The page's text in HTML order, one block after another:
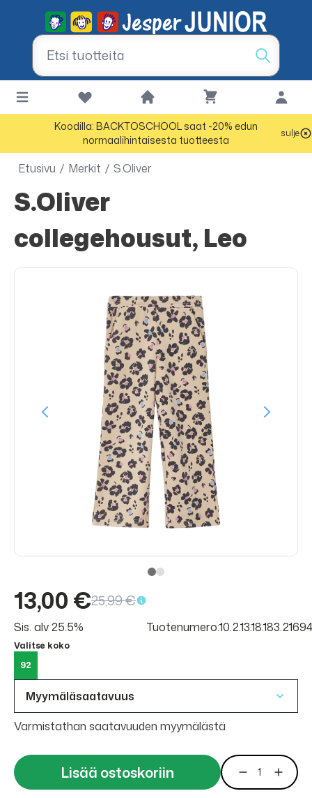
Koodilla: BACKTOSCHOOL saat -20% edun
normaalihintaisesta tuotteesta
sulje
Etusivu / Merkit / S.Oliver
s.Oliver
collegehousut, Leo
13,00 €25,99 €
Sis. alv 25.5%
Valitse koko
92
Myymäläsaatavuus
Varmistathan saatavuuden myymälästä
Lisää ostoskoriin